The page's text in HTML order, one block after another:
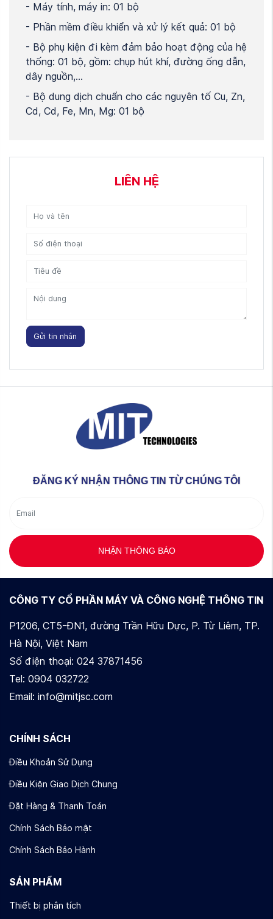
- Máy tính, máy in: 01 bộ
- Phần mềm điều khiển và xử lý kết quả: 01 bộ
- Bộ phụ kiện đi kèm đảm bảo hoạt động của hệ
thống: 01 bộ, gồm: chụp hút khí, đường ống dẫn,
dây nguồn,…
- Bộ dung dịch chuẩn cho các nguyên tố Cu, Zn,
Cd, Cd, Fe, Mn, Mg: 01 bộ
LIÊN HỆ
Gửi tin nhắn
ĐĂNG KÝ NHẬN THÔNG TIN TỪ CHÚNG TÔI
NHẬN THÔNG BÁO
CÔNG TY CỔ PHẦN MÁY VÀ CÔNG NGHỆ THÔNG TIN
P1206, CT5-ĐN1, đường Trần Hữu Dực, P. Từ Liêm, TP.
Hà Nội, Việt Nam
Số điện thoại: 024 37871456
Tel: 0904 032722
Email: info@mitjsc.com
CHÍNH SÁCH
Điều Khoản Sử Dụng
Điều Kiện Giao Dịch Chung
Đặt Hàng & Thanh Toán
Chính Sách Bảo mật
Chính Sách Bảo Hành​
SẢN PHẨM
Thiết bị phân tích